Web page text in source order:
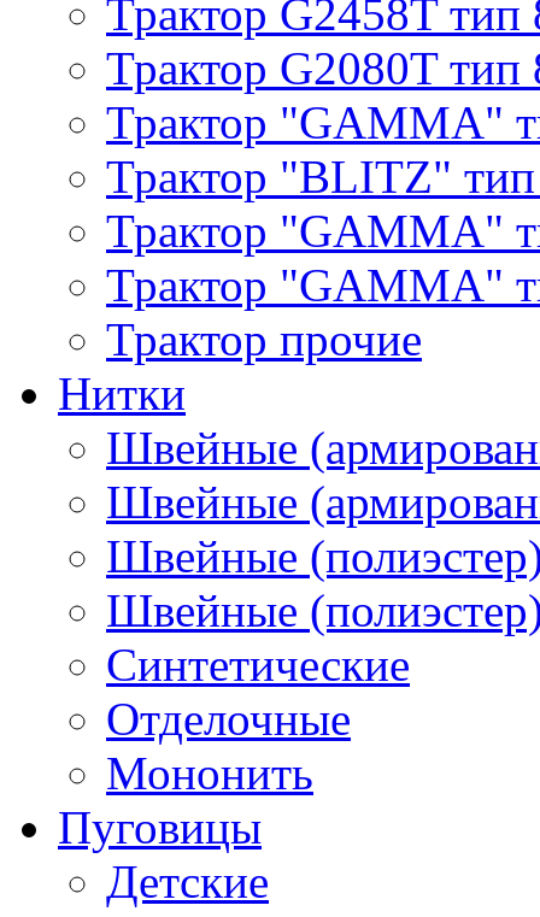
Трактор G2458T тип
Трактор G2080T тип
Трактор "GAMMA"
Трактор "BLITZ"
Трактор "GAMMA"
Трактор "GAMMA"
Трактор прочие
Нитки
Швейные
Швейные
Швейные
Швейные
Синтетические
Отделочные
Мононить
Пуговицы
Детские